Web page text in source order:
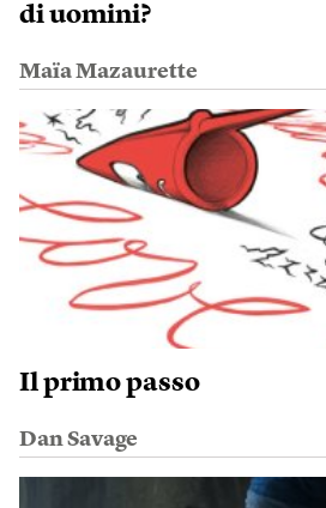
di uomini?
Maïa Mazaurette
Il primo passo
Dan Savage